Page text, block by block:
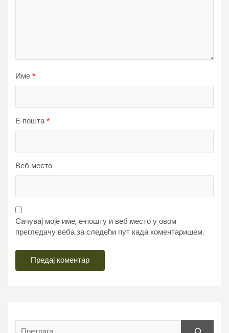
Име *
Е-пошта*
Веб место
Сачувај моје име, е-пошту и веб место у овом
прегледачу веба за следећи пут када коментаришем.